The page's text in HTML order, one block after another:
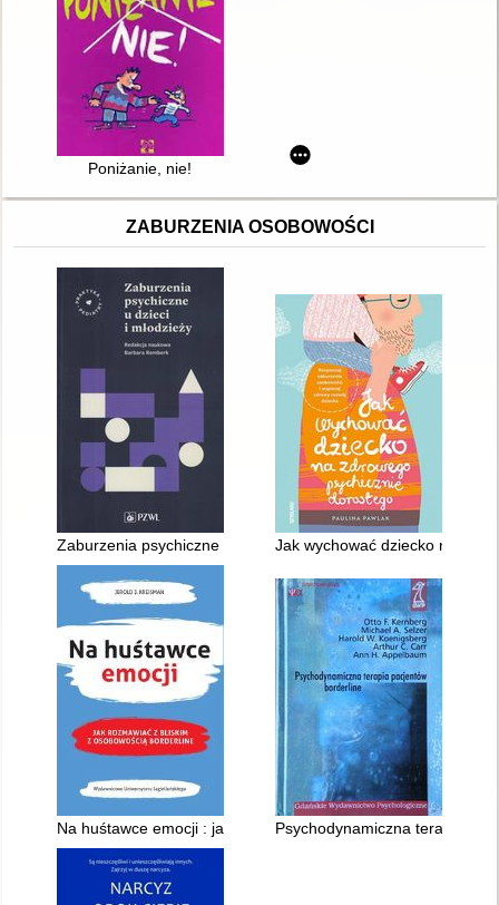
Poniżanie, nie!
ZABURZENIA OSOBOWOŚCI
Zaburzenia psychiczne u dzieci i młodzieżyJak wychować dziecko na
Na huśtawce emocji : jak rozmawiać z bliskimi z osobowością
Psychodynamiczna terapia